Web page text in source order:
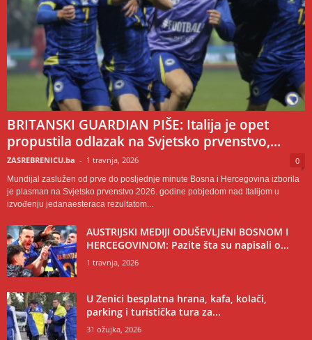
BRITANSKI GUARDIAN PIŠE: Italija je opet
propustila odlazak na Svjetsko prvenstvo,...
ZASREBRENICU.ba - 1 travnja, 2026 0
Mundijal zaslužen od prve do posljednje minute Bosna i Hercegovina izborila
je plasman na Svjetsko prvenstvo 2026. godine pobjedom nad Italijom u
izvođenju jedanaesteraca rezultatom...
AUSTRIJSKI MEDIJI ODUŠEVLJENI BOSNOM I
HERCEGOVINOM: Pazite šta su napisali o...
1 travnja, 2026
U Zenici besplatna hrana, kafa, kolači,
parking i turistička tura za...
31 ožujka, 2026